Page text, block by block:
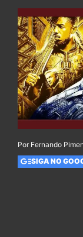
Por Fernando
SIGA NO